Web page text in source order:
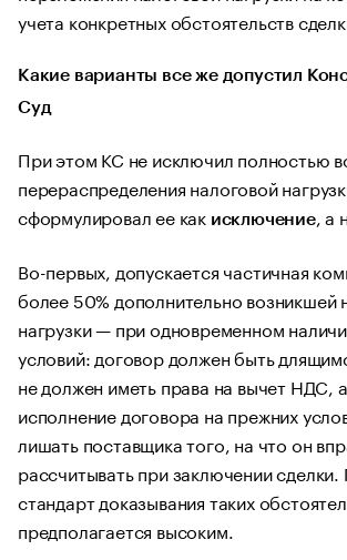
учета конкретных обстоятельств
Какие варианты все же допустил
Суд
При этом КС не исключил полностью
перераспределения налоговой
сформулировал ее как исключение, а
Во-первых, допускается частичная
более 50% дополнительно возникшей
нагрузки — при одновременном
условий: договор должен быть
не должен иметь права на вычет НДС,
исполнение договора на прежних
лишать поставщика того, на что он
рассчитывать при заключении
стандарт доказывания таких
предполагается высоким.